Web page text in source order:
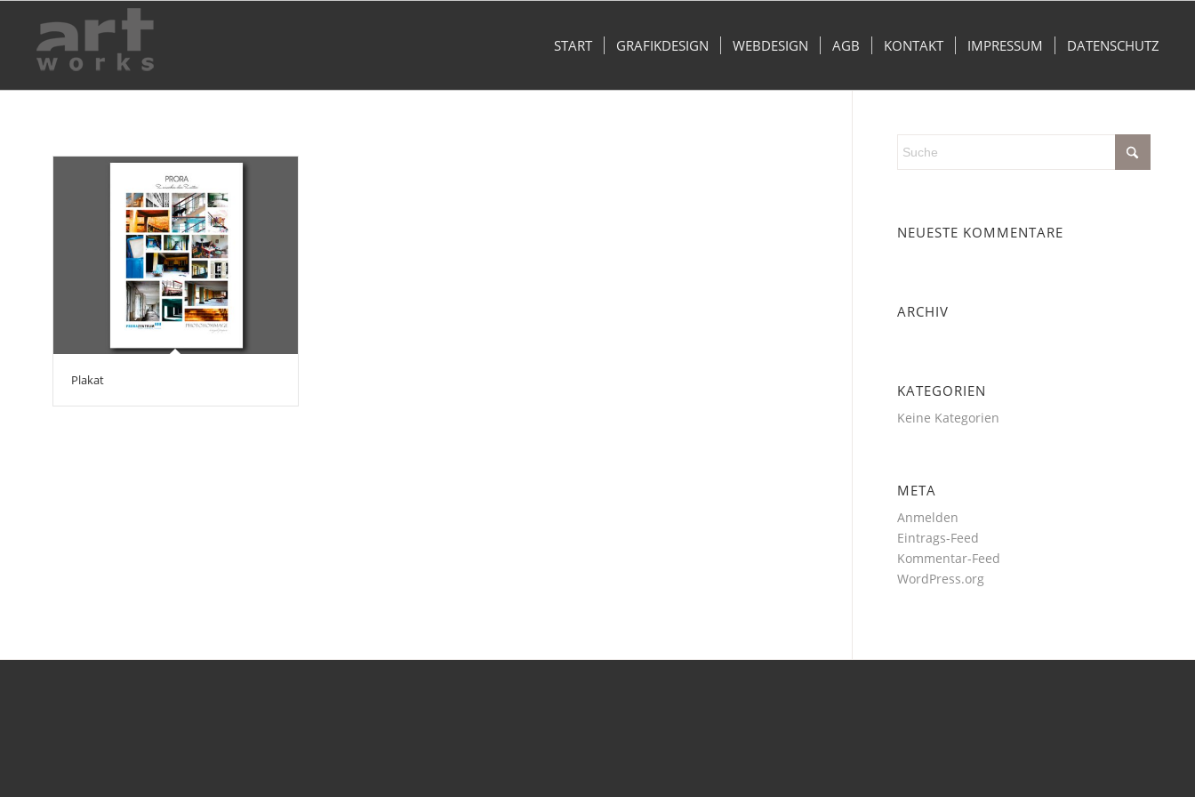
START GRAFIKDESIGN WEBDESIGN AGB KONTAKT IMPRESSUM DATENSCHUTZ
Plakat
NEUESTE KOMMENTARE
ARCHIV
KATEGORIEN
Keine Kategorien
META
Anmelden
Eintrags-Feed
Kommentar-Feed
WordPress.org